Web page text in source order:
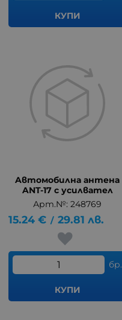
КУПИ
Aвтомобилна антена
ANT-17 с усилвател
Арт.№: 248769
15.24 € / 29.81 лв.
бр.
КУПИ